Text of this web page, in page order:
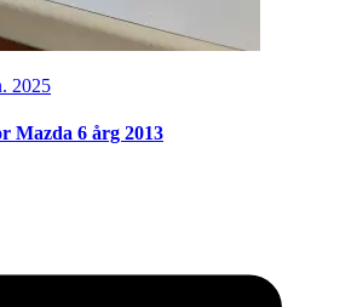
2025
Mazda 6 årg 2013